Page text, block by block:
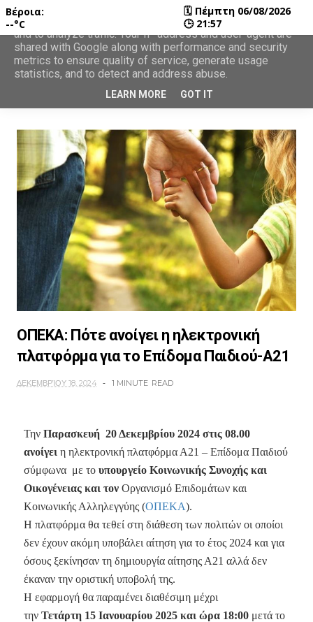
ΟΠΕΚΑ: Πότε ανοίγει η ηλεκτρονική
πλατφόρμα για το Επίδομα Παιδιού-Α21
ΔΕΚΕΜΒΡΊΟΥ 18, 2024 1 MINUTE READ
ΤηνΠαρασκευή 20 Δεκεμβρίου 2024 στις 08.00
ανοίγει η ηλεκτρονική πλατφόρμα Α21 – Επίδομα Παιδιού
σύμφωνα με το υπουργείο Κοινωνικής Συνοχής και
Οικογένειας και τονΟργανισμό Επιδομάτων και
Κοινωνικής Αλληλεγγύης (ΟΠΕΚΑ).
Η πλατφόρμα θα τεθεί στη διάθεση των πολιτών οι οποίοι
δεν έχουν ακόμη υποβάλει αίτηση για το έτος 2024 και για
όσους ξεκίνησαν τη δημιουργία αίτησης Α21 αλλά δεν
έκαναν την οριστική υποβολή της.
Η εφαρμογή θα παραμένει διαθέσιμη μέχρι
την Τετάρτη 15 Ιανουαρίου 2025 και ώρα 18:00μετά το
Βέροια:
--°C
🗓 Πέμπτη 06/08/2026
🕒 21:57
This site uses cookies from Google to deliver its services
and to analyze traffic. Your IP address and user-agent are
shared with Google along with performance and security
metrics to ensure quality of service, generate usage
statistics, and to detect and address abuse.
LEARN MORE GOT IT